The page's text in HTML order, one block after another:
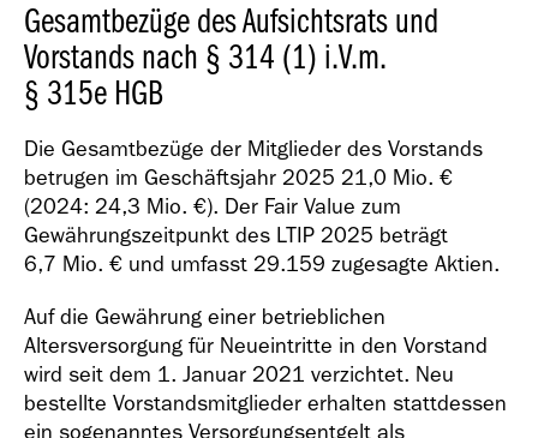
Gesamtbezüge des Aufsichtsrats und
Vorstands nach § 314 (1) i.V.m.
§ 315e HGB
Die Gesamtbezüge der Mitglieder des Vorstands
betrugen im Geschäftsjahr 2025 21,0 Mio. €
(2024: 24,3 Mio. €). Der Fair Value zum
Gewährungszeitpunkt des LTIP 2025 beträgt
6,7 Mio. € und umfasst 29.159 zugesagte Aktien.
Auf die Gewährung einer betrieblichen
Altersversorgung für Neueintritte in den Vorstand
wird seit dem 1. Januar 2021 verzichtet. Neu
bestellte Vorstandsmitglieder erhalten stattdessen
ein sogenanntes Versorgungsentgelt als